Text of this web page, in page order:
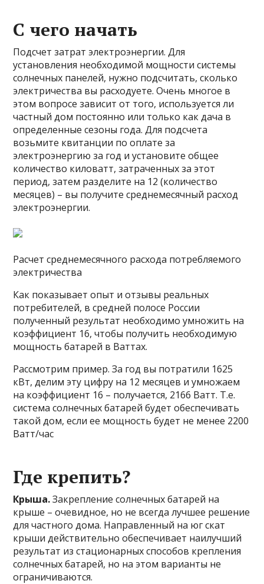
С чего начать
Подсчет затрат электроэнергии. Для
установления необходимой мощности системы
солнечных панелей, нужно подсчитать, сколько
электричества вы расходуете. Очень многое в
этом вопросе зависит от того, используется ли
частный дом постоянно или только как дача в
определенные сезоны года. Для подсчета
возьмите квитанции по оплате за
электроэнергию за год и установите общее
количество киловатт, затраченных за этот
период, затем разделите на 12 (количество
месяцев) – вы получите среднемесячный расход
электроэнергии.
Расчет среднемесячного расхода потребляемого
электричества
Как показывает опыт и отзывы реальных
потребителей, в средней полосе России
полученный результат необходимо умножить на
коэффициент 16, чтобы получить необходимую
мощность батарей в Ваттах.
Рассмотрим пример. За год вы потратили 1625
кВт, делим эту цифру на 12 месяцев и умножаем
на коэффициент 16 – получается, 2166 Ватт. Т.е.
система солнечных батарей будет обеспечивать
такой дом, если ее мощность будет не менее 2200
Ватт/час
Где крепить?
Крыша.Закрепление солнечных батарей на
крыше – очевидное, но не всегда лучшее решение
для частного дома. Направленный на юг скат
крыши действительно обеспечивает наилучший
результат из стационарных способов крепления
солнечных батарей, но на этом варианты не
ограничиваются.